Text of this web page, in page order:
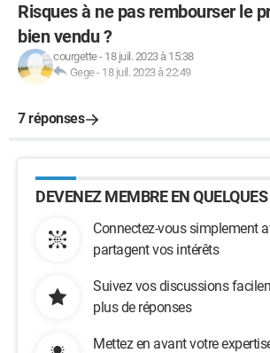
Risques à ne pas rembourser le
bien vendu ?
courgette- 18 juil. 2023 à 15:38
Gege- 18 juil. 2023 à 22:49
7 réponses
DEVENEZ MEMBRE EN
Connectez-vous simplement
partagent vos intérêts
Suivez vos discussions
plus de réponses
Mettez en avant votre